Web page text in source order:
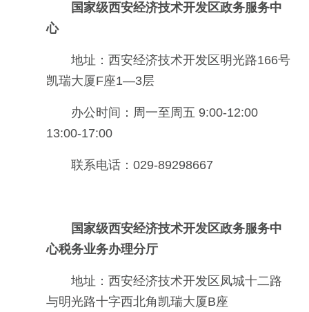
国家级西安经济技术开发区政务服务中
心
地址：西安经济技术开发区明光路166号
凯瑞大厦F座1—3层
办公时间：周一至周五 9:00-12:00
13:00-17:00
联系电话：029-89298667
国家级西安经济技术开发区政务服务中
心税务业务办理分厅
地址：西安经济技术开发区凤城十二路
与明光路十字西北角凯瑞大厦B座